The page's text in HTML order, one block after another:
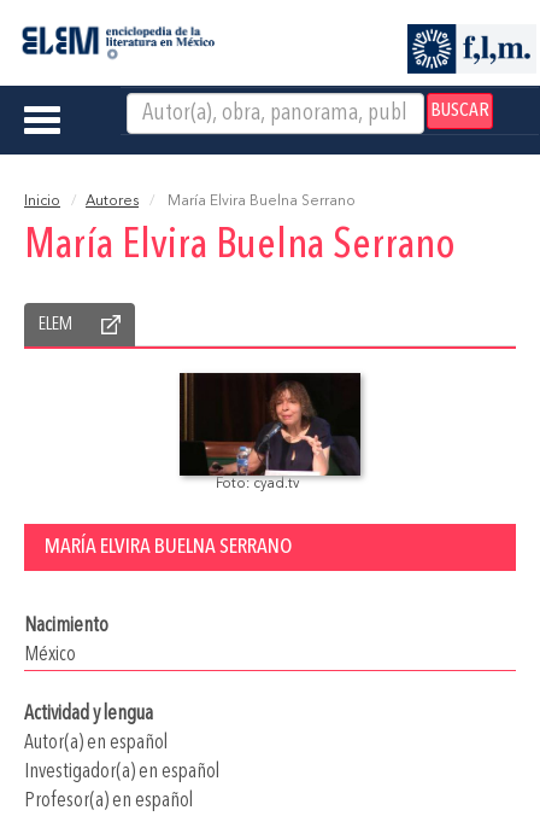
BUSCAR
Toggle
Inicio Autores María Elvira Buelna Serrano
María Elvira Buelna Serrano
ELEM
Foto: cyad.tv
MARÍA ELVIRA BUELNA SERRANO
Nacimiento
México
Actividad y lengua
Autor(a) en español
Investigador(a) en español
Profesor(a) en español